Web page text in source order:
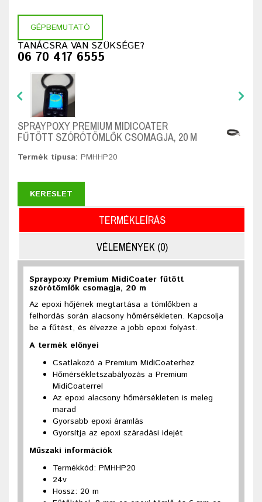
GÉPBEMUTATÓ
TANÁCSRA VAN SZÜKSÉGE?
06 70 417 6555
SPRAYPOXY PREMIUM MIDICOATER
FŰTÖTT SZÓRÓTÖMLŐK CSOMAGJA, 20 M
Termék típusa: PMHHP20
KERESLET
TERMÉKLEÍRÁS
VÉLEMÉNYEK (0)
Spraypoxy Premium MidiCoater fűtött
szórótömlők csomagja, 20 m
Az epoxi hőjének megtartása a tömlőkben a
felhordás során alacsony hőmérsékleten. Kapcsolja
be a fűtést, és élvezze a jobb epoxi folyást.
A termék előnyei
Csatlakozó a Premium MidiCoaterhez
Hőmérsékletszabályozás a Premium
MidiCoaterrel
Az epoxi alacsony hőmérsékleten is meleg
marad
Gyorsabb epoxi áramlás
Gyorsítja az epoxi száradási idejét
Műszaki információk
Termékkód: PMHHP20
24v
Hossz: 20 m